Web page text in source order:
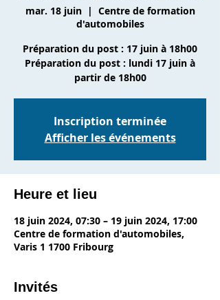
mar. 18 juin
  |
Centre de formation
d'automobiles
Préparation du post : 17 juin à 18h00
Préparation du post : lundi 17 juin à
partir de 18h00
Inscription terminée
Afficher les événements
Heure et lieu
18 juin 2024, 07:30 – 19 juin 2024, 17:00
Centre de formation d'automobiles,
Varis 1 1700 Fribourg
Invités